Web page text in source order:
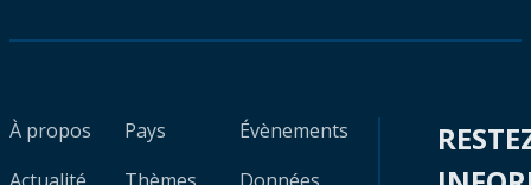
À propos
Pays
Évènements